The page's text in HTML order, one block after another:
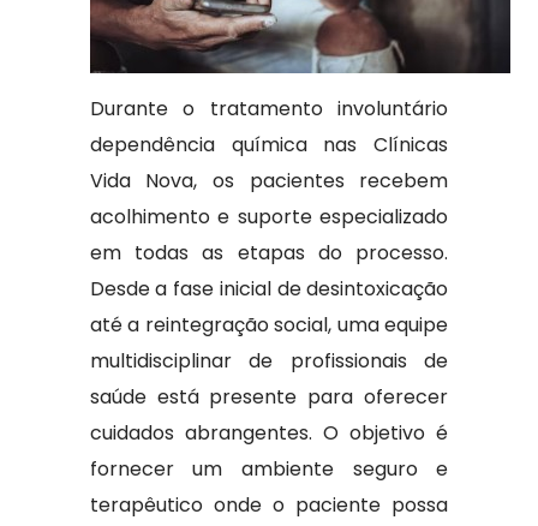
Durante o tratamento involuntário
dependência química nas Clínicas
Vida Nova, os pacientes recebem
acolhimento e suporte especializado
em todas as etapas do processo.
Desde a fase inicial de desintoxicação
até a reintegração social, uma equipe
multidisciplinar de profissionais de
saúde está presente para oferecer
cuidados abrangentes. O objetivo é
fornecer um ambiente seguro e
terapêutico onde o paciente possa